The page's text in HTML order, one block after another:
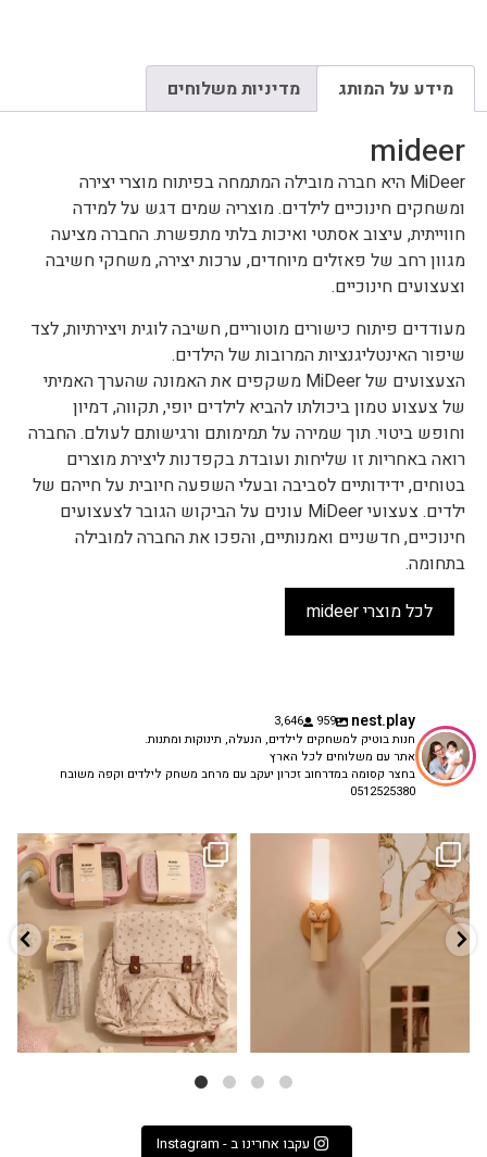
מידע על המותג מדיניות משלוחים
mideer
MiDeer היא חברה מובילה המתמחה בפיתוח מוצרי יצירה
ומשחקים חינוכיים לילדים. מוצריה שמים דגש על למידה
חווייתית, עיצוב אסתטי ואיכות בלתי מתפשרת. החברה מציעה
מגוון רחב של פאזלים מיוחדים, ערכות יצירה, משחקי חשיבה
וצעצועים חינוכיים.
מעודדים פיתוח כישורים מוטוריים, חשיבה לוגית ויצירתיות, לצד
שיפור האינטליגנציות המרובות של הילדים.
הצעצועים של MiDeer משקפים את האמונה שהערך האמיתי
של צעצוע טמון ביכולתו להביא לילדים יופי, תקווה, דמיון
וחופש ביטוי. תוך שמירה על תמימותם ורגישותם לעולם. החברה
רואה באחריות זו שליחות ועובדת בקפדנות ליצירת מוצרים
בטוחים, ידידותיים לסביבה ובעלי השפעה חיובית על חייהם של
ילדים. צעצועי MiDeer עונים על הביקוש הגובר לצעצועים
חינוכיים, חדשניים ואמנותיים, והפכו את החברה למובילה
בתחומה.
לכל מוצרי mideer
nest.play
959
3,646
חנות בוטיק למשחקים לילדים, הנעלה, תינוקות ומתנות.
אתר עם משלוחים לכל הארץ
בחצר קסומה במדרחוב זכרון יעקב עם מרחב משחק לילדים וקפה משובח
0512525380
✨ חוזרים למסגרת בסטייל! ✨
הקולקציה החדשה...
9 4
גם פריט עיצובי לחדר, גם מנורת לילה
...
3 0
עקבו אחרינו ב - Instagram